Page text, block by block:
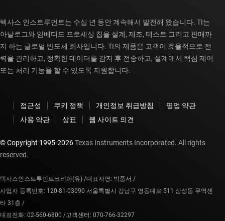
텍사스 인스트루먼트는 수십 년 동안 계속해서 발전해 왔습니다. TI는
아날로그와 임베디드 프로세싱 칩을 설계, 제조, 테스트 그리고 판매까
지 하는 글로벌 반도체 회사입니다. TI의 제품은 고객이 효율적으로 전
력을 관리하고, 정확한 데이터를 감지 후 전송하고, 설계에서 핵심 제어
또는 처리 기능을 할 수 있도록 지원합니다.
접근성 쿠키 정책 개인정보 취급방침
영업 약관
사용 약관
상표 웹 사이트 의견
© Copyright 1995-2026Texas Instruments Incorporated. All rights
reserved.
텍사스인스트루먼트코리아(유) /대표자명: 박중서 /
사업자 등록번호: 120-81-03090 서울특별시 강남구 영동대로 511 삼성동 무역센
타 31층 /
대표전화: 02-560-6800 /고객센터: 070-766-32297